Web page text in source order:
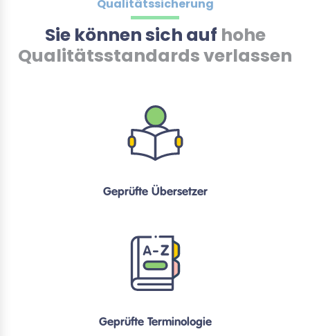
Qualitätssicherung
Sie können sich auf hohe
Qualitätsstandards verlassen
Geprüfte Übersetzer
Geprüfte Terminologie